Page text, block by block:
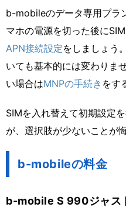
b-mobileのデータ専用プラ
マホの電源を切った後に
APN接続設定をしましょう
いても基本的には変わりま
い場合はMNPの手続き をす
SIMを入れ替えて初期設定
が、選択肢が少ないことが
b-mobileの料金
b-mobile S 990ジャス